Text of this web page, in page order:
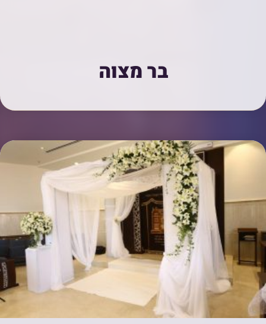
בר מצוה